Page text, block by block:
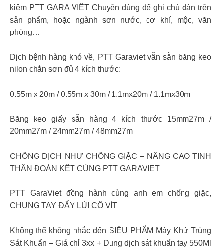
kiệm PTT GARA VIỆT Chuyên dùng để ghi chú dán trên
sản phẩm, hoặc ngành sơn nước, cơ khí, mộc, văn
phòng…
Dịch bệnh hàng khó về, PTT Garaviet vẫn sẵn băng keo
nilon chắn sơn đủ 4 kích thước:
0.55m x 20m / 0.55m x 30m / 1.1mx20m / 1.1mx30m
Băng keo giấy sẵn hàng 4 kích thước 15mm27m /
20mm27m / 24mm27m / 48mm27m
CHỐNG DỊCH NHƯ CHỐNG GIẶC – NÂNG CAO TINH
THẦN ĐOÀN KẾT CÙNG PTT GARAVIET
PTT GaraViet đồng hành cùng anh em chống giặc,
CHUNG TAY ĐẨY LÙI CÔ VÍT
Không thể không nhắc đến SIÊU PHẨM Máy Khử Trùng
Sát Khuẩn – Giá chỉ 3xx + Dung dịch sát khuẩn tay 550Ml